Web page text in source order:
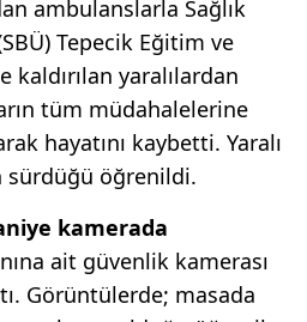
ambulanslarla Sağlık
Tepecik Eğitim ve
kaldırılan yaralılardan
tüm müdahalelerine
hayatını kaybetti. Yaralı
sürdüğü öğrenildi.
kamerada
ait güvenlik kamerası
Görüntülerde; masada